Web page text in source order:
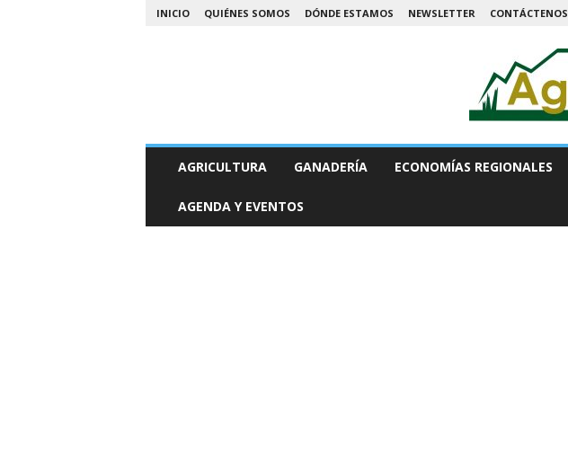
INICIO QUIÉNES SOMOS DÓNDE ESTAMOS NEWSLETTER CONTÁCTENOS
N
AGRICULTURA GANADERÍA ECONOMÍAS REGIONALES
AGENDA Y EVENTOS